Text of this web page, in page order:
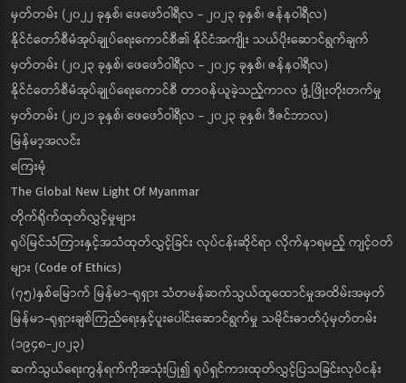
မှတ်တမ်း (၂၀၂၂ ခုနှစ်၊ ဖေဖော်ဝါရီလ - ၂၀၂၃ ခုနှစ်၊ ဇန်နဝါရီလ)
နိုင်ငံတော်စီမံအုပ်ချုပ်ရေးကောင်စီ၏ နိုင်ငံအကျိုး သယ်ပိုးဆောင်ရွက်ချက်
မှတ်တမ်း (၂၀၂၃ ခုနှစ်၊ ဖေဖော်ဝါရီလ - ၂၀၂၄ ခုနှစ်၊ ဇန်နဝါရီလ)
နိုင်ငံတော်စီမံအုပ်ချုပ်ရေးကောင်စီ တာဝန်ယူခဲ့သည့်ကာလ ဖွံ့ဖြိုးတိုးတက်မှု
မှတ်တမ်း (၂၀၂၁ ခုနှစ်၊ ဖေဖော်ဝါရီလ - ၂၀၂၃ ခုနှစ်၊ ဒီဇင်ဘာလ)
မြန်မာ့အလင်း
ကြေးမုံ
The Global New Light Of Myanmar
တိုက်ရိုက်ထုတ်လွှင့်မှုများ
ရုပ်မြင်သံကြားနှင့်အသံထုတ်လွှင့်ခြင်း လုပ်ငန်းဆိုင်ရာ လိုက်နာရမည့် ကျင့်ဝတ်
များ (Code of Ethics)
(၇၅)နှစ်မြောက် မြန်မာ-ရုရှား သံတမန်ဆက်သွယ်ထူထောင်မှုအထိမ်းအမှတ်
မြန်မာ-ရုရှားချစ်ကြည်ရေးနှင့်ပူးပေါင်းဆောင်ရွက်မှု သမိုင်းဓာတ်ပုံမှတ်တမ်း
(၁၉၄၈-၂၀၂၃)
ဆက်သွယ်ရေးကွန်ရက်ကိုအသုံးပြု၍ ရုပ်ရှင်ကားထုတ်လွှင့်ပြသခြင်းလုပ်ငန်း